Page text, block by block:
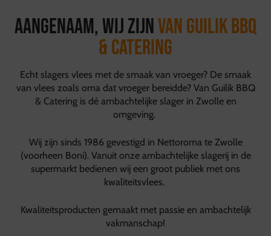
Aangenaam, wij zijnvan Guilik BBQ
& Catering
Echt slagers vlees met de smaak van vroeger? De smaak
van vlees zoals oma dat vroeger bereidde? Van Guilik BBQ
& Catering is dé ambachtelijke slager in Zwolle en
omgeving.
Wij zijn sinds 1986 gevestigd in Nettoroma te Zwolle
(voorheen Boni). Vanuit onze ambachtelijke slagerij in de
supermarkt bedienen wij een groot publiek met ons
kwaliteitsvlees.
Kwaliteitsproducten gemaakt met passie en ambachtelijk
vakmanschap!